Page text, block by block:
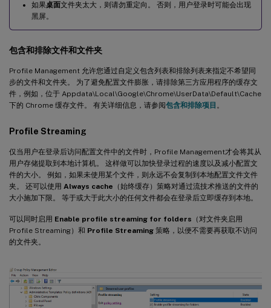
如果桌面文件夹太大，则请勿重定向。 否则，用户登录时可能会出现
黑屏。
包含和排除文件和文件夹
Profile Management 允许您通过自定义包含列表和排除列表来指定不希望同
步的文件和文件夹。 为了避免配置文件膨胀，请排除第三方应用程序的缓存文
件，例如，位于 Appdata\Local\Google\Chrome\UserData\Default\Cache
下的 Chrome 缓存文件。 有关详细信息，请参阅包含和排除项目 。
Profile Streaming
仅当用户在登录后访问配置文件中的文件时，Profile Management才会将其从
用户存储提取到本地计算机。 这样做可以加快登录过程的速度以及减小配置文
件的大小。 例如，如果未使用某个文件，则永远不会复制到本地配置文件文件
夹。 还可以使用 Always cache （始终缓存）策略对通过流技术推送的文件的
大小施加下限。 等于或大于此大小的任何文件都会在登录后立即缓存到本地。
可以同时启用 Enable profile streaming for folders （对文件夹启用
Profile Streaming）和 Profile Streaming 策略，以便不需要再获取不访问
的文件夹。